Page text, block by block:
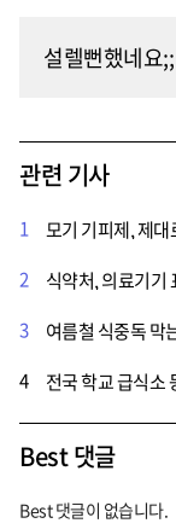
설렐뻔했네요
관련 기사
1
모기 기피제, 제
2
3
4
전국 학교 급식소
Best 댓글
Best 댓글이 없습니다.